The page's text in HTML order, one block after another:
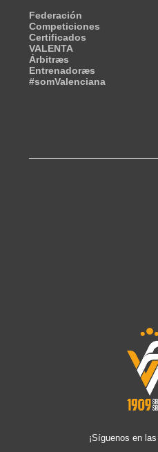
Federación
Competiciones
Certificados
VALENTA
Árbitræs
Entrenadoræs
#somValenciana
¡Síguenos en